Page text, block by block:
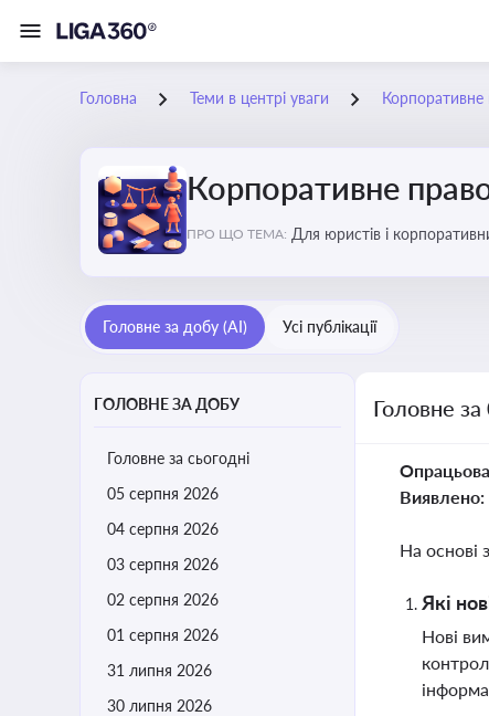
Головна Теми в центрі уваги
Корпоративне
ПРО ЩО ТЕМА: Для юристів і
Головне за добу (AI) Усі публікації
ГОЛОВНЕ ЗА ДОБУ
Головне за сьогодні
05 серпня 2026
04 серпня 2026
03 серпня 2026
02 серпня 2026
01 серпня 2026
31 липня 2026
30 липня 2026
Головне
Виявлено:
На основі
Які
Нові